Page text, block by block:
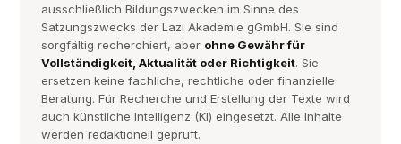
ausschließlich Bildungszwecken im Sinne des
Satzungszwecks der Lazi Akademie gGmbH. Sie sind
sorgfältig recherchiert, aber ohne Gewähr für
Vollständigkeit, Aktualität oder Richtigkeit. Sie
ersetzen keine fachliche, rechtliche oder finanzielle
Beratung. Für Recherche und Erstellung der Texte wird
auch künstliche Intelligenz (KI) eingesetzt. Alle Inhalte
werden redaktionell geprüft.